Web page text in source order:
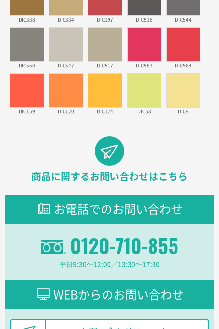
2026年03月17日 19:11
ワンポイントポリ袋 A4サイズ
1000枚
東京都のお客様
見積りの仕方が明確だったから
東京都D社様
2026年02月17日 12:18
柔軟かつスピーディーに対応してくれたため
ラミネート紙袋 規格L1サイズ(A4対応)1000枚
2026年02月16日 14:47
分かりやすく、予算に近かったため
大阪府F社様
レスタスさんでは以前、自社封筒を製作していただき
DIC338 DIC334 DIC197 DIC516 DIC544
DIC550 DIC547 DIC517 DIC563 DIC564
DIC159 DIC120 DIC124 DIC58 DIC9
商品に関するお問い合わせはこちら
お電話でのお問い合わせ
0120-710-855
平日9:30〜12:00／13:30〜17:30
WEBからのお問い合わせ